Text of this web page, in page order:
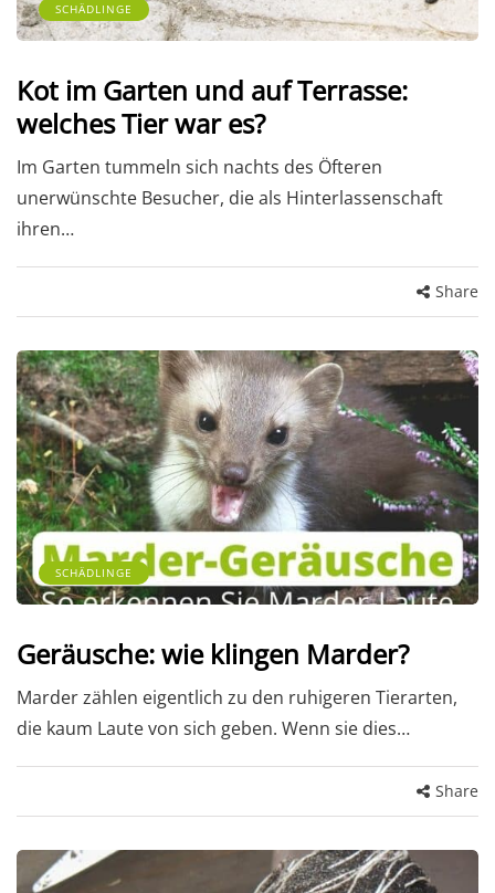
SCHÄDLINGE
Kot im Garten und auf Terrasse:
welches Tier war es?
Im Garten tummeln sich nachts des Öfteren
unerwünschte Besucher, die als Hinterlassenschaft
ihren…
Share
SCHÄDLINGE
Geräusche: wie klingen Marder?
Marder zählen eigentlich zu den ruhigeren Tierarten,
die kaum Laute von sich geben. Wenn sie dies…
Share